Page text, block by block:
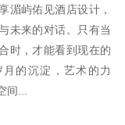
湄屿佑见酒店设计，
未来的对话。只有当
时，才能看到现在的
的沉淀，艺术的力
间...